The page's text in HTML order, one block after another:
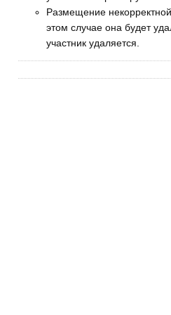
Размещение
этом случае она будет
участник удаляется.